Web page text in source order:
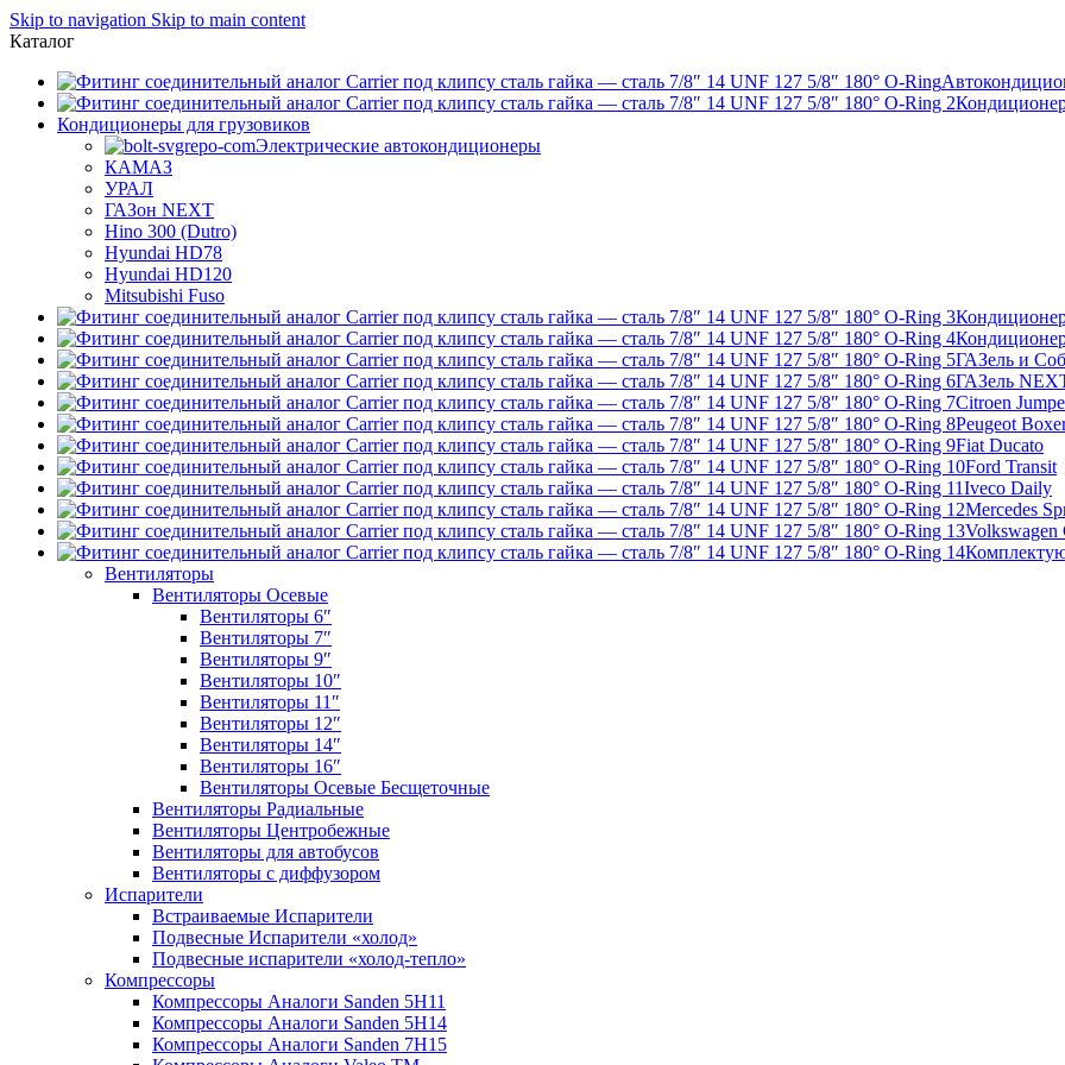
Skip to navigation Skip to main content
Каталог
Кондиционеры для грузовиков
Электрические автокондиционеры
КАМАЗ
УРАЛ
ГАЗон NEXT
Hino 300 (Dutro)
Hyundai HD78
Hyundai HD120
Mitsubishi Fuso
ГАЗель и
ГАЗель
Citroen
Peugeot
Fiat Ducato
Ford Transit
Iveco Daily
Mercedes
Volkswagen
Вентиляторы
Вентиляторы Осевые
Вентиляторы 6″
Вентиляторы 7″
Вентиляторы 9″
Вентиляторы 10″
Вентиляторы 11″
Вентиляторы 12″
Вентиляторы 14″
Вентиляторы 16″
Вентиляторы Осевые Бесщеточные
Вентиляторы Радиальные
Вентиляторы Центробежные
Вентиляторы для автобусов
Вентиляторы с диффузором
Испарители
Встраиваемые Испарители
Подвесные Испарители «холод»
Подвесные испарители «холод-тепло»
Компрессоры
Компрессоры Аналоги Sanden 5H11
Компрессоры Аналоги Sanden 5H14
Компрессоры Аналоги Sanden 7H15